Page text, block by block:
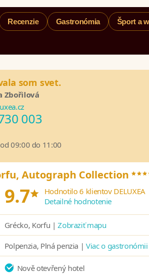
Recenzie Gastronómia Šport a
som svet.
Zbořilová
003
09:00 do 11:00
Autograph Collection
9.7* Hodnotilo 6 klientov DELUXEA
Detailné hodnotenie
Grécko, Korfu |Zobraziť mapu
Polpenzia, Plná penzia |Viac o gastronómii
Nově otevřený hotel